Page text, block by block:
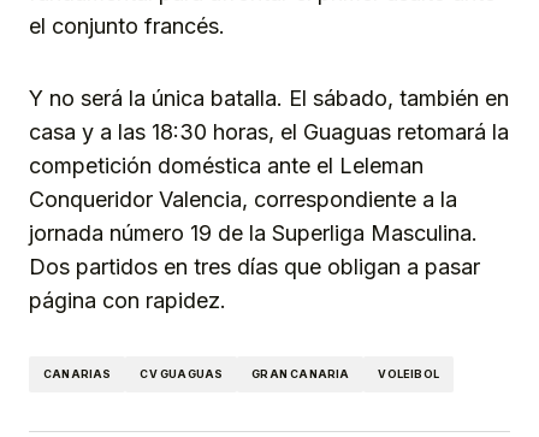
el conjunto francés.
Y no será la única batalla. El sábado, también en
casa y a las 18:30 horas, el Guaguas retomará la
competición doméstica ante el Leleman
Conqueridor Valencia, correspondiente a la
jornada número 19 de la Superliga Masculina.
Dos partidos en tres días que obligan a pasar
página con rapidez.
CANARIAS CV GUAGUAS GRAN CANARIA VOLEIBOL